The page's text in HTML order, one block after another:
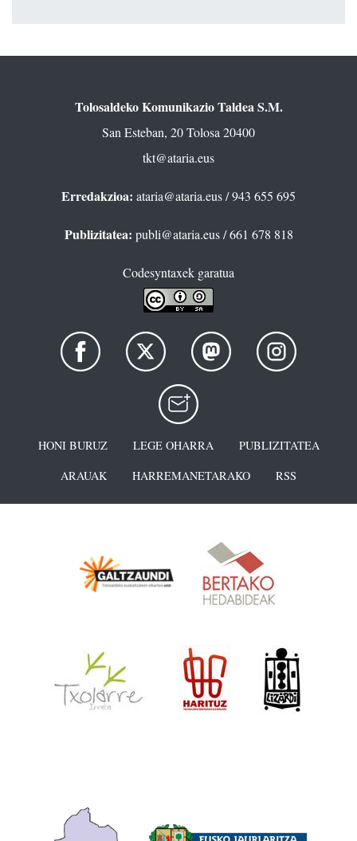
Tolosaldeko Komunikazio Taldea S.M.
San Esteban, 20 Tolosa 20400
tkt@ataria.eus
Erredakzioa: ataria@ataria.eus/ 943 655 695
Publizitatea: publi@ataria.eus/ 661 678 818
Codesyntaxek garatua
HONI BURUZ LEGE OHARRA
PUBLIZITATEA
ARAUAK
HARREMANETARAKO RSS